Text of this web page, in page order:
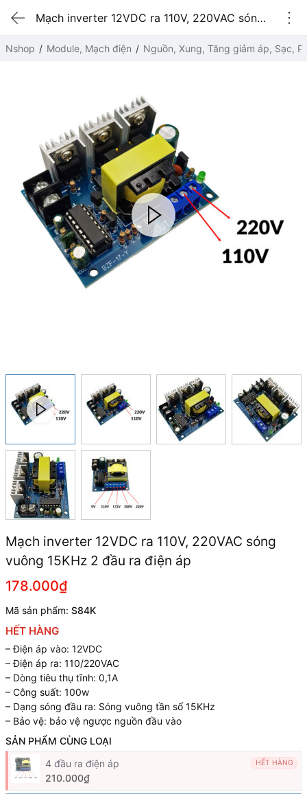
Mạch inverter 12VDC ra 110V, 220VAC sóng vuông 15KHz 2 đầu ra điện áp
Nshop Module, Mạch điện Nguồn, Xung, Tăng giảm áp, Sạc,
Mạch inverter 12VDC ra 110V, 220VAC sóng
vuông 15KHz 2 đầu ra điện áp
178.000₫
Mã sản phẩm: S84K
HẾT HÀNG
– Điện áp vào: 12VDC
– Điện áp ra: 110/220VAC
– Dòng tiêu thụ tĩnh: 0,1A
– Công suất: 100w
– Dạng sóng đầu ra: Sóng vuông tần số 15KHz
– Bảo vệ: bảo vệ ngược nguồn đầu vào
SẢN PHẨM CÙNG LOẠI
4 đầu ra điện áp
HẾT HÀNG
210.000₫